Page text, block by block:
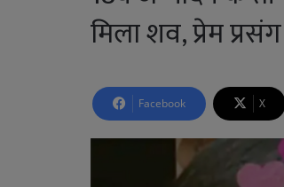
मिला शव, प्रेम
Facebook X